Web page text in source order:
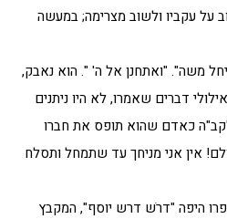
על עקביו ולשוב מצרימה; במעשה
משה". "ואתחנן אל ה' ". הוא נאבק,
דברים שאמרו, לא היו ניתנים
כאדם שהוא תופס את חברו
אין אני מניחך עד שתמחל ותסלח
היפה "דרֹש דרש יוסף", המקבץ